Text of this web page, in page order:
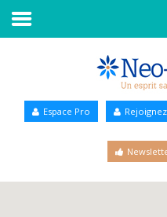
Annuaire Bien-être
Espace Pro